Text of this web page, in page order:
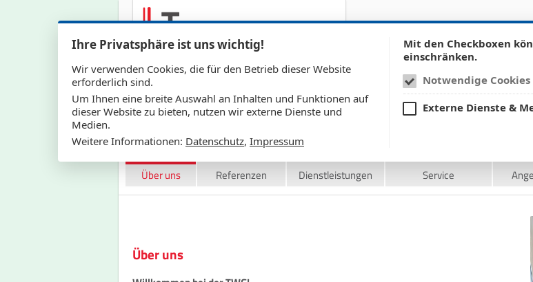
Der Verwalter Ihres
Über uns Referenzen Dienstleistungen Service
Über uns
Ihre Privatsphäre ist uns wichtig!
Wir verwenden Cookies, die für den Betrieb dieser Website
erforderlich sind.
Um Ihnen eine breite Auswahl an Inhalten und Funktionen auf
dieser Website zu bieten, nutzen wir externe Dienste und
Medien.
Weitere Informationen: Datenschutz, Impressum
Mit den Checkboxen
einschränken.
Notwendige Cookies
Externe Dienste &